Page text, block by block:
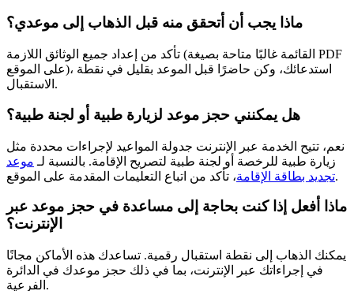
ماذا يجب أن أتحقق منه قبل الذهاب إلى موعدي؟
تأكد من إعداد جميع الوثائق اللازمة (القائمة غالبًا متاحة بصيغة PDF
على الموقع)، استدعائك، وكن حاضرًا قبل الموعد بقليل في نقطة
الاستقبال.
هل يمكنني حجز موعد لزيارة طبية أو لجنة طبية؟
نعم، تتيح الخدمة عبر الإنترنت جدولة المواعيد لإجراءات محددة مثل
زيارة طبية للرخصة أو لجنة طبية لتصريح الإقامة. بالنسبة لـ موعد
تجديد بطاقة الإقامة، تأكد من اتباع التعليمات المقدمة على الموقع.
ماذا أفعل إذا كنت بحاجة إلى مساعدة في حجز موعد عبر
الإنترنت؟
يمكنك الذهاب إلى نقطة استقبال رقمية. تساعدك هذه الأماكن مجانًا
في إجراءاتك عبر الإنترنت، بما في ذلك حجز موعدك في الدائرة
الفرعية.